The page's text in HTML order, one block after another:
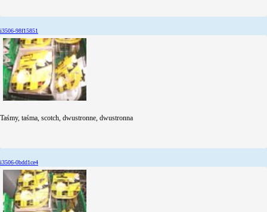
i3506-98f15851
Taśmy, taśma, scotch, dwustronne, dwustronna
i3506-0bdd1ce4